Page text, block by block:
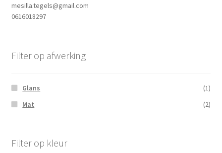
mesilla.tegels@gmail.com
0616018297
Filter op afwerking
Glans
(1)
Mat
(2)
Filter op kleur